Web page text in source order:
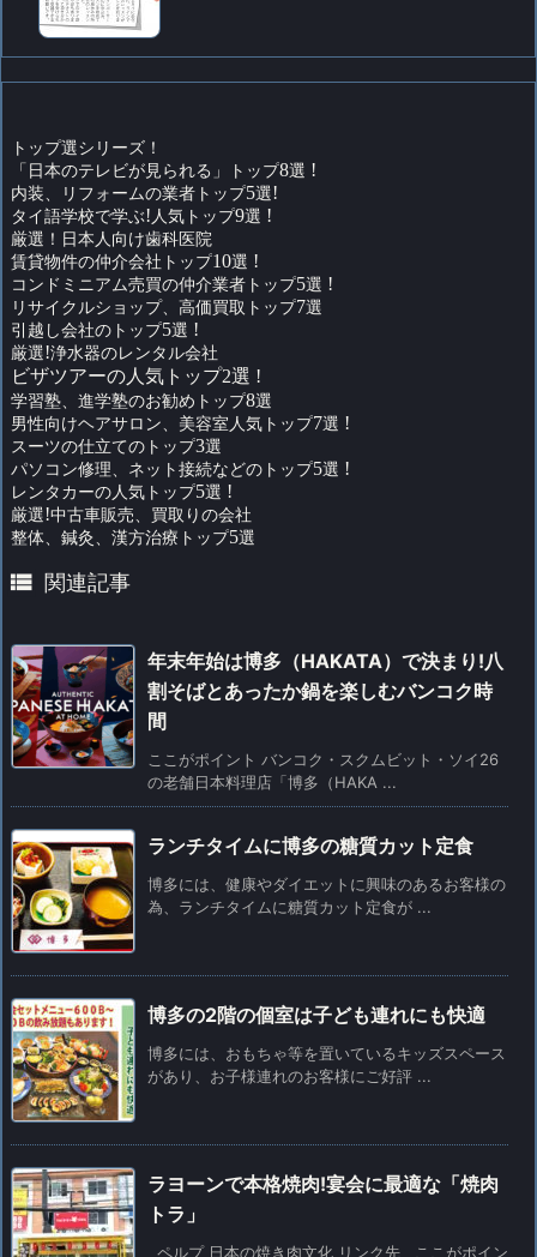
トップ選シリーズ！
「日本のテレビが見られる」トップ8選 !
内装、リフォームの業者トップ5選!
タイ語学校で学ぶ! 人気トップ9選 !
厳選！日本人向け歯科医院
賃貸物件の仲介会社トップ10選 !
コンドミニアム売買の仲介業者トップ5選 !
リサイクルショップ、高価買取トップ7選
引越し会社のトップ5選 !
厳選!浄水器のレンタル会社
ビザツアーの人気トップ2選 !
学習塾、進学塾のお勧めトップ8選
男性向けヘアサロン、美容室人気トップ7選 !
スーツの仕立てのトップ3選
パソコン修理、ネット接続などのトップ5選 !
レンタカーの人気トップ5選 !
厳選!中古車販売、買取りの会社
整体、鍼灸、漢方治療トップ5選
 関連記事
年末年始は博多（HAKATA）で決まり!八
割そばとあったか鍋を楽しむバンコク時
間
ここがポイント バンコク・スクムビット・ソイ26
の老舗日本料理店「博多（HAKA ...
ランチタイムに博多の糖質カット定食
博多には、健康やダイエットに興味のあるお客様の
為、ランチタイムに糖質カット定食が ...
博多の2階の個室は子ども連れにも快適
博多には、おもちゃ等を置いているキッズスペース
があり、お子様連れのお客様にご好評 ...
ラヨーンで本格焼肉!宴会に最適な「焼肉
トラ」
ペルプ 日本の焼き肉文化 リンク先 ここがポイン